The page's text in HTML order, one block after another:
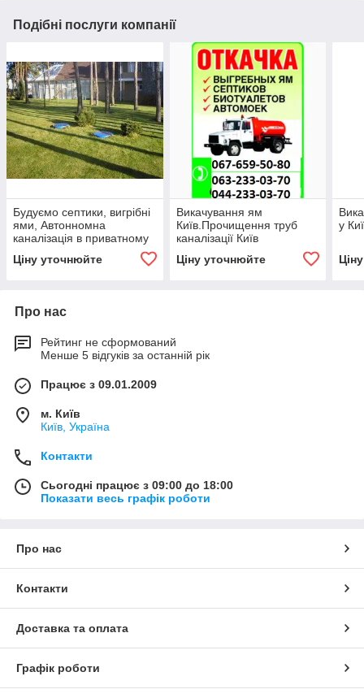
Подібні послуги компанії
Будуємо септики, вигрібні
ями, Автонномна
каналізація в приватному
Ціну уточнюйте
Викачування ям
Київ.Прочищення труб
каналізації Київ
Ціну уточнюйте
у
Про нас
Рейтинг не сформований
Менше 5 відгуків за останній рік
Працює з 09.01.2009
м. Київ
Київ, Україна
Контакти
Сьогодні працює з 09:00 до 18:00
Показати весь графік роботи
Про нас
Контакти
Доставка та оплата
Графік роботи